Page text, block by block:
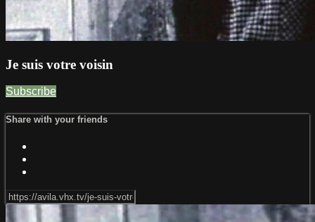
Je suis votre voisin
Subscribe
Share with your friends